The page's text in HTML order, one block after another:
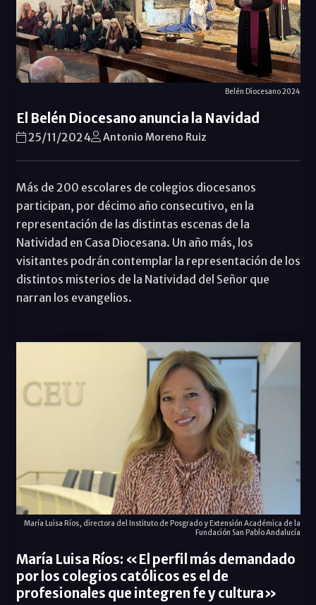
Belén Diocesano 2024
El Belén Diocesano anuncia la Navidad
25/11/2024 Antonio Moreno Ruiz
Más de 200 escolares de colegios diocesanos
participan, por décimo año consecutivo, en la
representación de las distintas escenas de la
Natividad en Casa Diocesana. Un año más, los
visitantes podrán contemplar la representación de los
distintos misterios de la Natividad del Señor que
narran los evangelios.
María Luisa Ríos, directora del Instituto de Posgrado y Extensión Académica de la
Fundación San Pablo Andalucía
María Luisa Ríos: «El perfil más demandado
por los colegios católicos es el de
profesionales que integren fe y cultura»